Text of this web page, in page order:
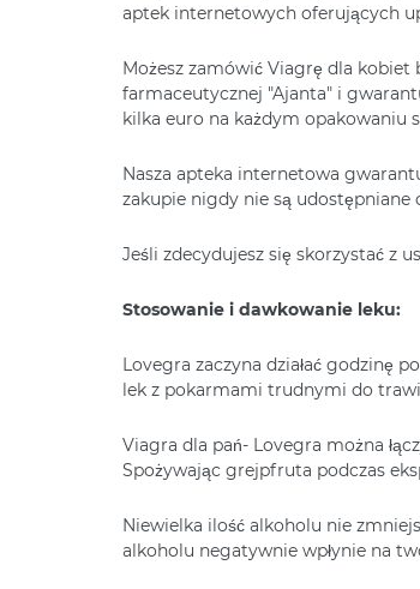
aptek internetowych oferujących
Możesz zamówić Viagrę dla
farmaceutycznej "Ajanta" i
kilka euro na każdym opakowaniu
Nasza apteka internetowa
zakupie nigdy nie są udostępniane
Jeśli zdecydujesz się skorzystać z
Stosowanie i dawkowanie leku:
Lovegra zaczyna działać godzinę
lek z pokarmami trudnymi do
Viagra dla pań- Lovegra można
Spożywając grejpfruta podczas
Niewielka ilość alkoholu nie
alkoholu negatywnie wpłynie na